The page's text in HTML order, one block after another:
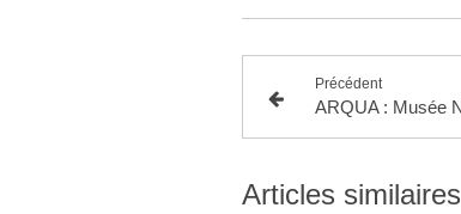
Précédent
Articles similaires